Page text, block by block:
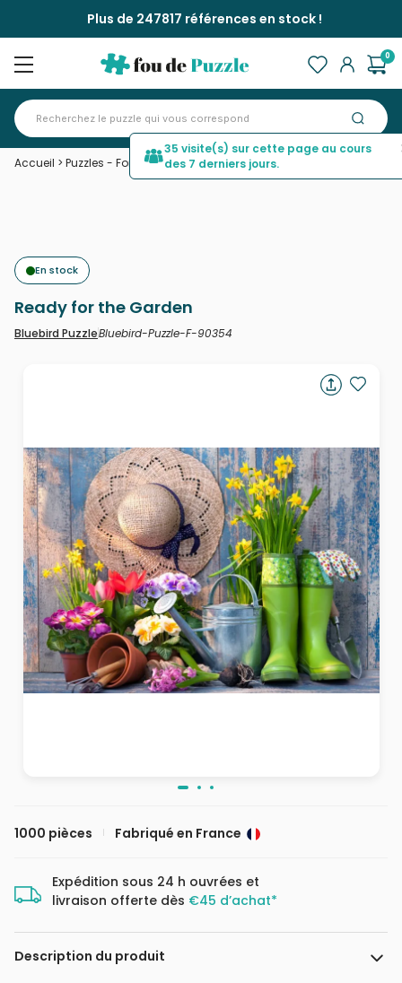
Plus de 247817 références en stock !
0
Accueil > Puzzles - Forêts, Fleurs et Jardins>Ready for the Garden
En stock
Ready for the Garden
Bluebird PuzzleBluebird-Puzzle-F-90354
1000 pièces Fabriqué en France
Expédition sous 24 h ouvrées et
livraison offerte dès €45 d’achat*
Description du produit
35 visite(s) sur cette page au cours
des 7 derniers jours.